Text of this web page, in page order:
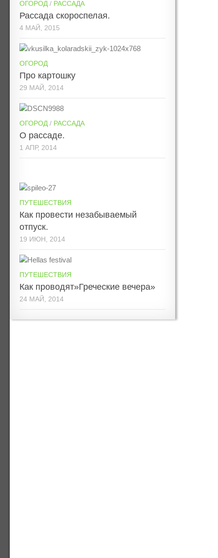
ОГОРОД / РАССАДА
Рассада скороспелая.
4 МАЙ, 2015
ОГОРОД
Про картошку
29 МАЙ, 2014
ОГОРОД / РАССАДА
О рассаде.
1 АПР, 2014
ПУТЕШЕСТВИЯ
Как провести незабываемый
отпуск.
19 ИЮН, 2014
ПУТЕШЕСТВИЯ
Как проводят»Греческие вечера»
24 МАЙ, 2014